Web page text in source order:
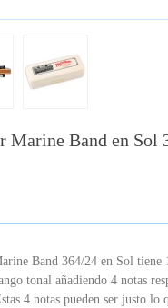
Marine Band en Sol
Band 364/24 en Sol tiene
tonal añadiendo 4 notas
4 notas pueden ser justo lo